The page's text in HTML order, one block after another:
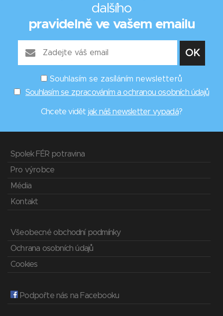
dalšího
pravidelně ve vašem emailu
Souhlasím se zasíláním newsletterů
Souhlasím se zpracováním a ochranou osobních údajů
Chcete vidět jak náš newsletter vypadá?
Spolek FÉR potravina
Pro výrobce
Média
Kontakt
Všeobecné obchodní podmínky
Ochrana osobních údajů
Cookies
Podpořte nás na Facebooku